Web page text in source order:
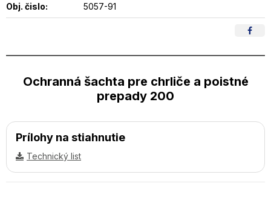
Obj. čislo: 5057-91
Ochranná šachta pre chrliče a poistné
prepady 200
Prílohy na stiahnutie
Technický list